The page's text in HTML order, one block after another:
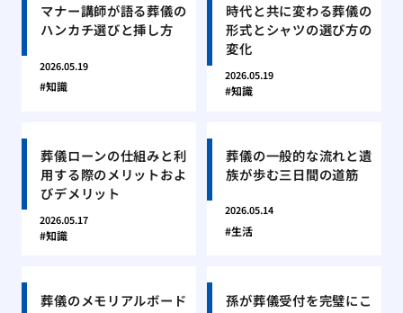
マナー講師が語る葬儀の
ハンカチ選びと挿し方
2026.05.19
知識
時代と共に変わる葬儀の
形式とシャツの選び方の
変化
2026.05.19
知識
葬儀ローンの仕組みと利
用する際のメリットおよ
びデメリット
2026.05.17
知識
葬儀の一般的な流れと遺
族が歩む三日間の道筋
2026.05.14
生活
葬儀のメモリアルボード
孫が葬儀受付を完璧にこ